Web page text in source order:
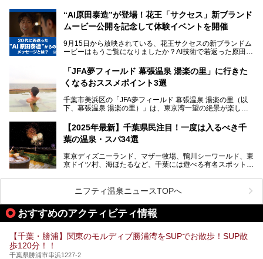
さらに最近では、24時間営業で深夜まで滞在できる施設
や、テレワーク・コワーキングスペースを備えた仕事もでき
るスパも増えており、ただの入浴施設にとどまらない進化を
本記事では、人気スーパー銭湯から絶景施設、コワーキング
スペースや休憩スペースが充実した施設、子連れファミリー
向けの施設など、目的に合わせたおすすめの施設を紹介しま
す。
ださい。
新設エリアや生まれ変わった浴場・サウナの魅力を、人気キ
ャラクター「ユーラシわん」と一緒にご紹介します。必見の
───
提供元：SPA＆HOTEL舞浜ユーラシア【PR】
です。
“AI原田泰造”が登場！花王「サクセス」新ブランド
ムービー公開を記念して体験イベントを開催
9月15日から放映されている、花王サクセスの新ブランドム
ービーはもうご覧になりましたか？AI技術で若返った原田泰
伝えるムービーです。公開を記念して、スパメッツァおおた
か竜泉寺の湯にて体験イベントを開催。花王サクセスの製品
が無料で試せるチャンスです！
提供元：花王株式会社【PR】
この記事は花王株式会社商品のPRレポート記事です。
「JFA夢フィールド 幕張温泉 湯楽の里」に行きた
くなるおススメポイント3選
千葉市美浜区の「JFA夢フィールド 幕張温泉 湯楽の里（以
下、幕張温泉 湯楽の里）」は、東京湾一望の絶景が楽しめ
設備も天然温泉の露天風呂、サウナ、岩盤浴のほか、高濃度
炭酸泉、海の見えるお休み処や食事処、展望抜群の屋上ま
で、年代を問わずたっぷり楽しめます。
今回は人気のこの施設の中でも、特におススメしたい3つの
ポイントについて厳選してお届けします。読めばきっと、行
【2025年最新】千葉県民注目！一度は入るべき千
葉の温泉・スパ34選
東京ディズニーランド、マザー牧場、鴨川シーワールド、東
京ドイツ村、海ほたるなど、千葉には遊べる有名スポットが
県で生まれ、千葉県で育ち、つい最近まで千葉在住だった私
がお勧めする、一度は入るべき千葉の温泉・スパ34選をま
とめました。
ニフティ温泉ニュースTOPへ
おすすめのアクティビティ情報
【千葉・勝浦】関東のモルディブ勝浦湾をSUPでお散歩！SUP散
歩120分！！
千葉県勝浦市串浜1227-2